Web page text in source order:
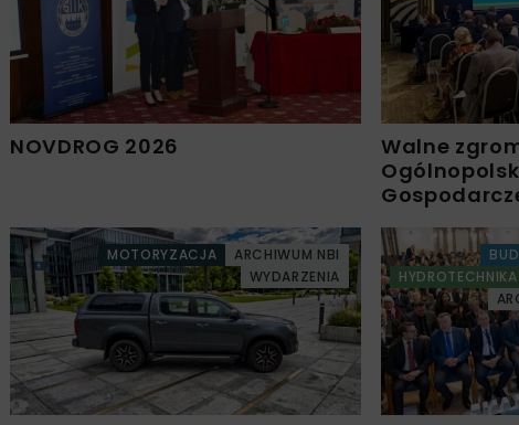
NOVDROG 2026
Walne
MOTORYZACJA
ARCHIWUM NBI
WYDARZENIA
HYDROTECHNIKA